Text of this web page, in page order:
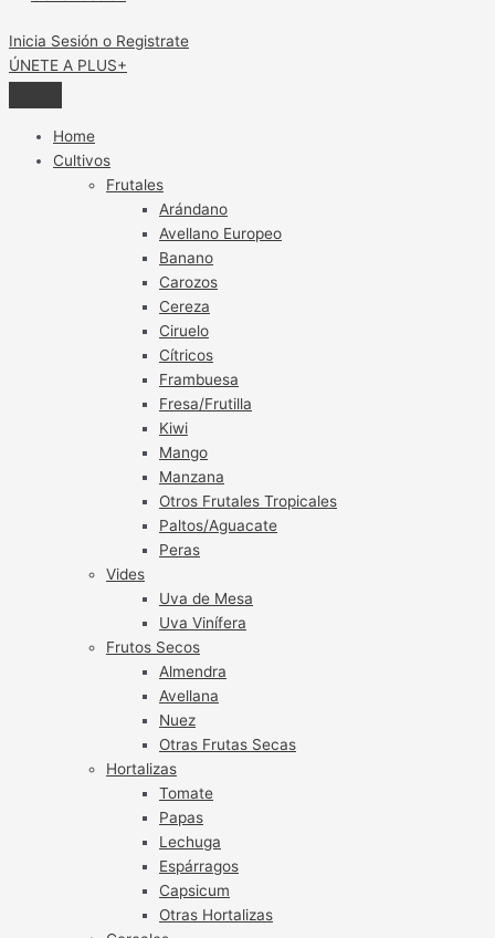
Inicia Sesión o Registrate
ÚNETE A PLUS+
Home
Cultivos
Frutales
Arándano
Avellano Europeo
Banano
Carozos
Cereza
Ciruelo
Cítricos
Frambuesa
Fresa/Frutilla
Kiwi
Mango
Manzana
Otros Frutales Tropicales
Paltos/Aguacate
Peras
Vides
Uva de Mesa
Uva Vinífera
Frutos Secos
Almendra
Avellana
Nuez
Otras Frutas Secas
Hortalizas
Tomate
Papas
Lechuga
Espárragos
Capsicum
Otras Hortalizas